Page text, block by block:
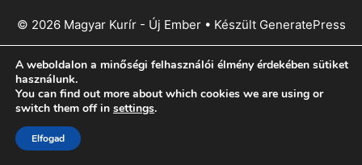
© 2026 Magyar Kurír - Új Ember• Készült GeneratePress
A weboldalon a minőségi felhasználói élmény érdekében sütiket
használunk.
You can find out more about which cookies we are using or
switch them off in settings.
Elfogad